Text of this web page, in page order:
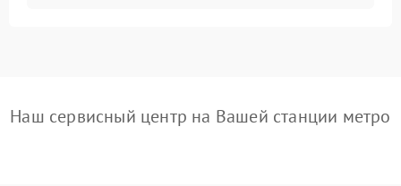
Наш сервисный центр на Вашей станции метро